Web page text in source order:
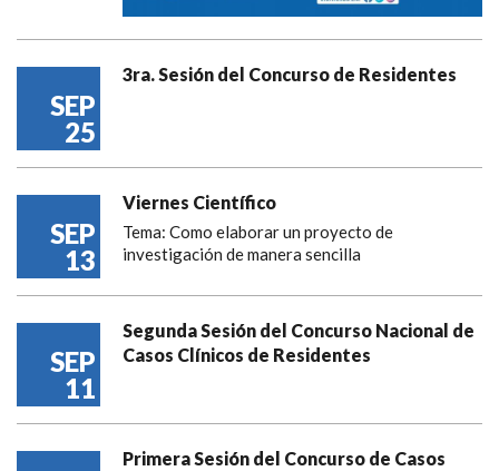
SEP
25
3ra. Sesión del Concurso de Residentes
SEP
13
Viernes Científico
Tema: Como elaborar un proyecto de
investigación de manera sencilla
SEP
11
Segunda Sesión del Concurso Nacional de
Casos Clínicos de Residentes
Primera Sesión del Concurso de Casos